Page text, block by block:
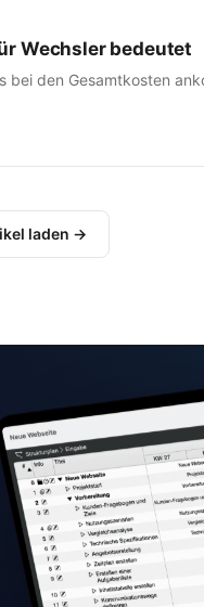
Wechsler bedeutet
den Gesamtkosten
laden →